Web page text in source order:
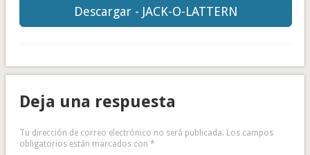
Descargar - JACK-O-LATTERN
Deja una respuesta
Tu dirección de correo electrónico no será publicada. Los campos
obligatorios están marcados con *